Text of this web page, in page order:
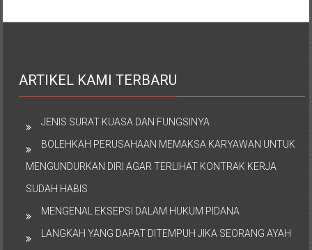
ARTIKEL KAMI TERBARU
JENIS SURAT KUASA DAN FUNGSINYA
BOLEHKAH PERUSAHAAN MEMAKSA KARYAWAN UNTUK
MENGUNDURKAN DIRI AGAR TERLIHAT KONTRAK KERJA
SUDAH HABIS
MENGENAL EKSEPSI DALAM HUKUM PIDANA
LANGKAH YANG DAPAT DITEMPUH JIKA SEORANG AYAH